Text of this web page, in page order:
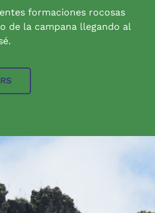
formaciones rocosas
de la campana llegando al